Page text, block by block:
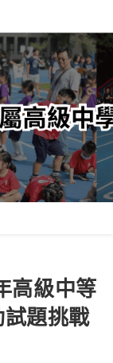
高級中等
題挑戰